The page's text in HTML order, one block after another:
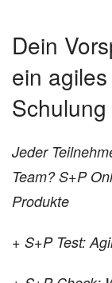
Dein
ein
Schulung
Jeder
Team? S+P
Produkte
+ S+P Test: